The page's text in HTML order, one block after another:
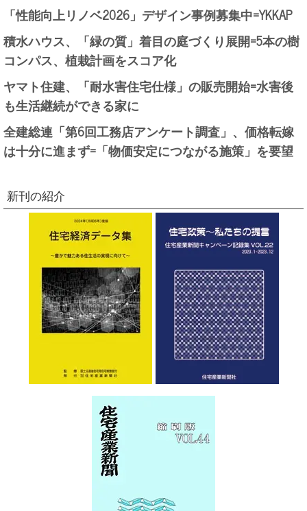
「性能向上リノベ2026」デザイン事例募集中=YKKAP
積水ハウス、「緑の質」着目の庭づくり展開=5本の樹
コンパス、植栽計画をスコア化
ヤマト住建、「耐水害住宅仕様」の販売開始=水害後
も生活継続ができる家に
全建総連「第6回工務店アンケート調査」、価格転嫁
は十分に進まず=「物価安定につながる施策」を要望
新刊の紹介